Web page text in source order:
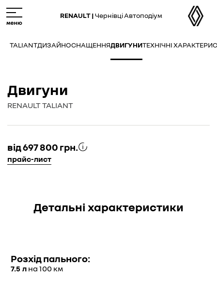
RENAULT |Чернівці Автоподіум
TALIANTДИЗАЙНОСНАЩЕННЯДВИГУНИТЕХНІЧНІ
Двигуни
RENAULT TALIANT
від 697 800 грн.
прайс-лист
Детальні характеристики
Розхід пального:
7.5 лна 100 км